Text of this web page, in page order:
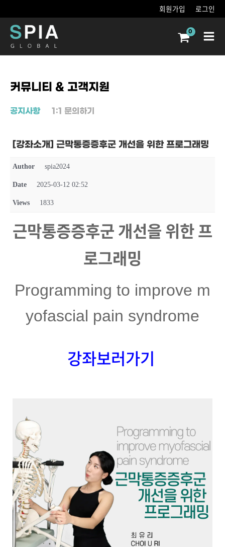
건너뛰기
회원가입 로그인
Menu
커뮤니티 & 고객지원
공지사항 1:1 문의하기
[강좌소개] 근막통증증후군 개선을 위한 프로그래밍
Author spia2024
Date 2025-03-12 02:52
Views 1833
근막통증증후군 개선을 위한 프
로그래밍
Programming to improve m
yofascial pain syndrome
강좌보러가기